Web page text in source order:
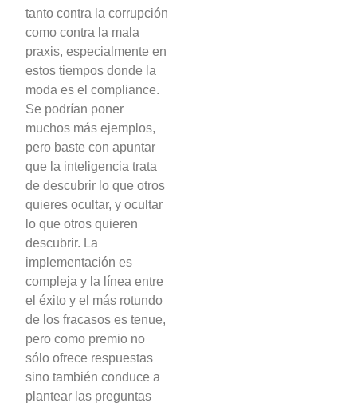
tanto contra la corrupción
como contra la mala
praxis, especialmente en
estos tiempos donde la
moda es el compliance.
Se podrían poner
muchos más ejemplos,
pero baste con apuntar
que la inteligencia trata
de descubrir lo que otros
quieres ocultar, y ocultar
lo que otros quieren
descubrir. La
implementación es
compleja y la línea entre
el éxito y el más rotundo
de los fracasos es tenue,
pero como premio no
sólo ofrece respuestas
sino también conduce a
plantear las preguntas